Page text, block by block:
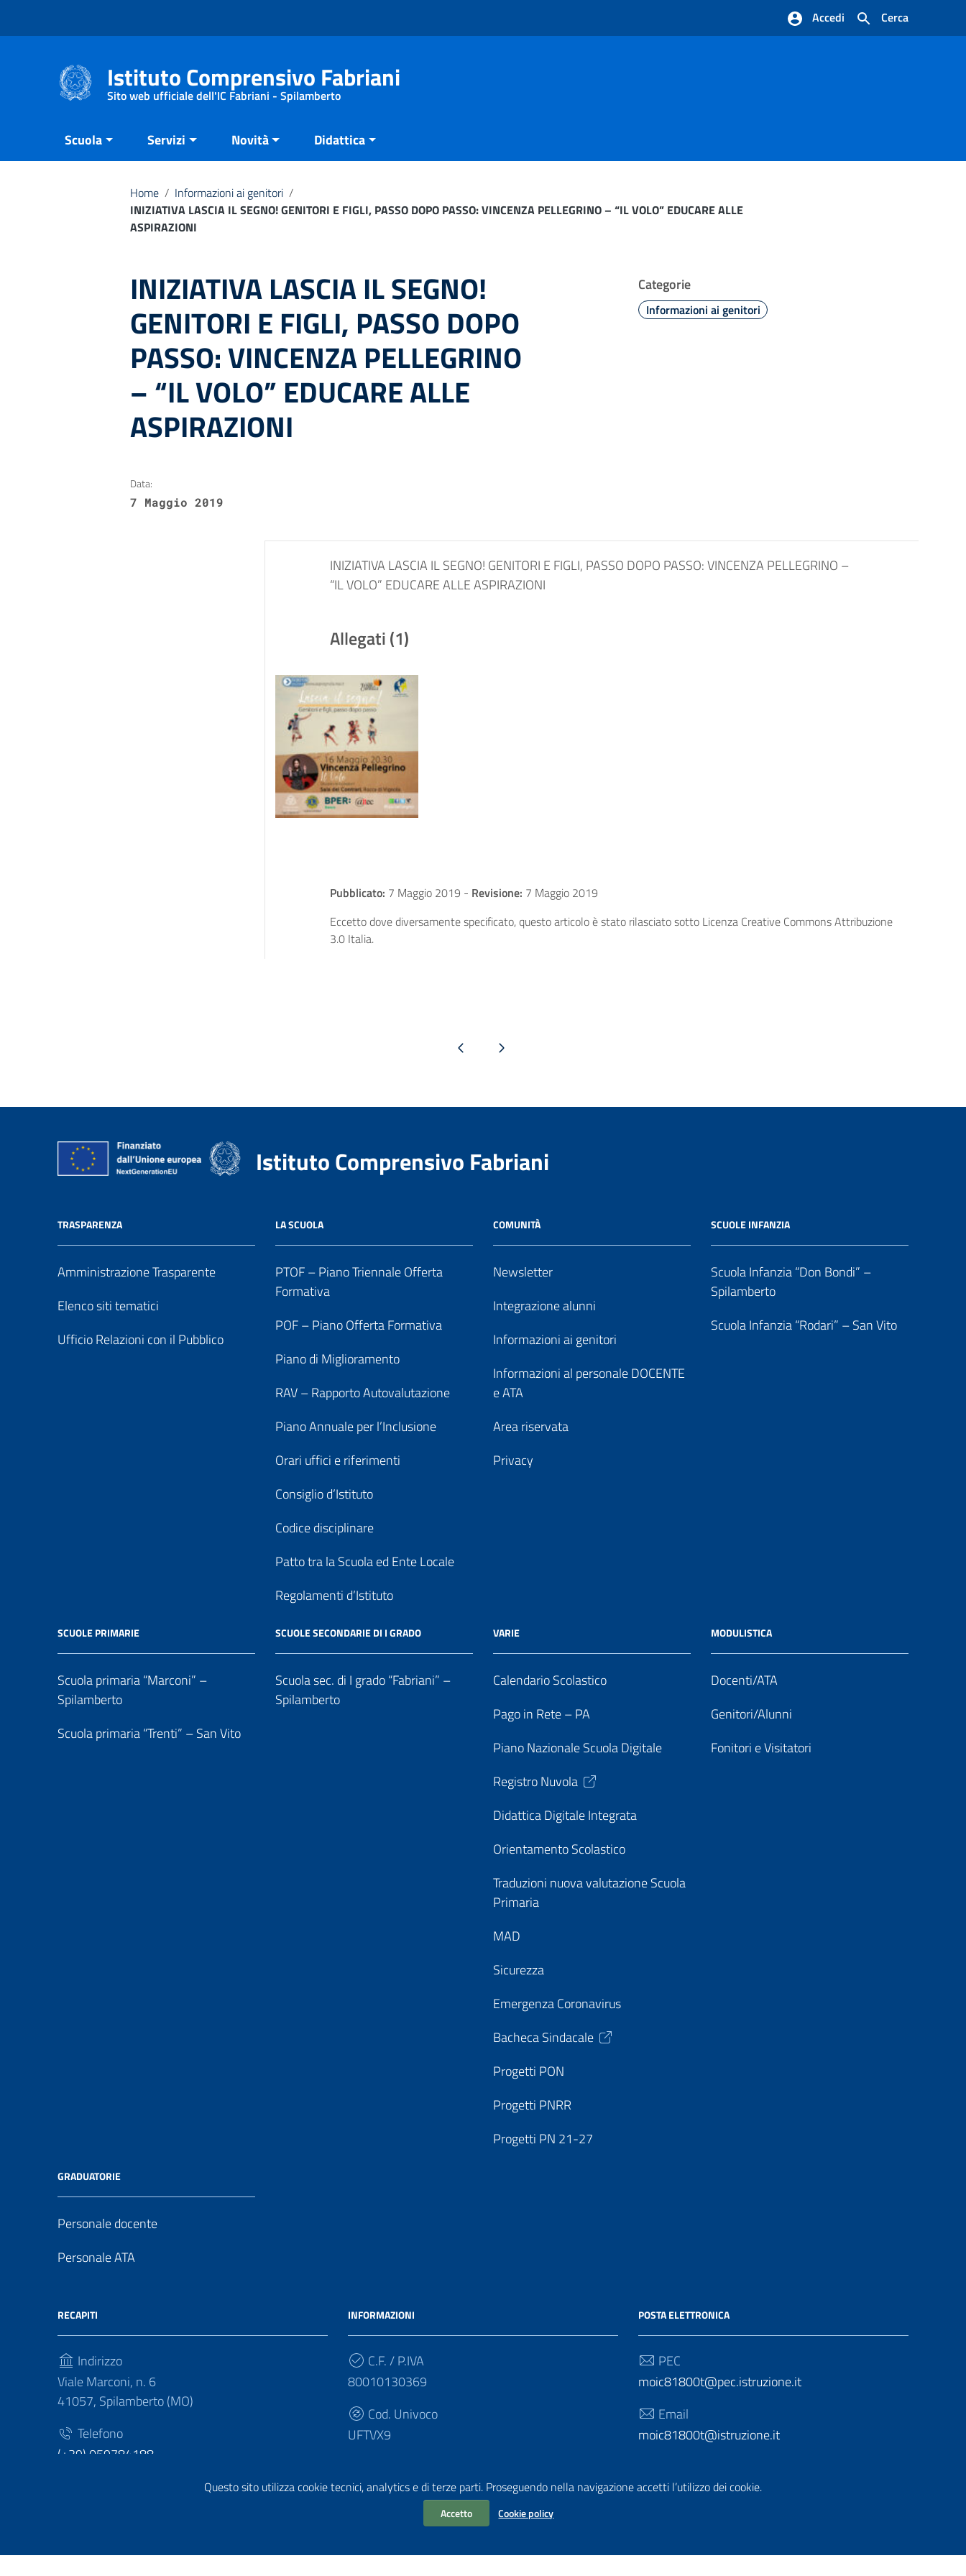
Questo sito utilizza cookie tecnici, analytics e di terze parti. Proseguendo nella navigazione accetti l’utilizzo dei cookie.
Accetto Cookie policy
Cerca
Accedi
Istituto Comprensivo Fabriani
Sito web ufficiale dell'IC Fabriani - Spilamberto
Scuola Servizi Novità Didattica
Home / Informazioni ai genitori /
INIZIATIVA LASCIA IL SEGNO! GENITORI E FIGLI, PASSO DOPO PASSO: VINCENZA PELLEGRINO – “IL VOLO” EDUCARE ALLE
ASPIRAZIONI
INIZIATIVA LASCIA IL SEGNO!
GENITORI E FIGLI, PASSO DOPO
PASSO: VINCENZA PELLEGRINO
– “IL VOLO” EDUCARE ALLE
ASPIRAZIONI
Categorie
Informazioni ai genitori
Data:
7 Maggio 2019
INIZIATIVA LASCIA IL SEGNO! GENITORI E FIGLI, PASSO DOPO PASSO: VINCENZA PELLEGRINO –
“IL VOLO” EDUCARE ALLE ASPIRAZIONI
Allegati (1)
Pubblicato: 7 Maggio 2019 - Revisione: 7 Maggio 2019
Eccetto dove diversamente specificato, questo articolo è stato rilasciato sotto Licenza Creative Commons Attribuzione
3.0 Italia.
Pagina precedentePagina successiva
Istituto Comprensivo Fabriani
TRASPARENZA
Amministrazione Trasparente
Elenco siti tematici
Ufficio Relazioni con il Pubblico
LA SCUOLA
PTOF – Piano Triennale Offerta
Formativa
POF – Piano Offerta Formativa
Piano di Miglioramento
RAV – Rapporto Autovalutazione
Piano Annuale per l’Inclusione
Orari uffici e riferimenti
Consiglio d’Istituto
Codice disciplinare
Patto tra la Scuola ed Ente Locale
Regolamenti d’Istituto
COMUNITÀ
Newsletter
Integrazione alunni
Informazioni ai genitori
Informazioni al personale DOCENTE
e ATA
Area riservata
Privacy
SCUOLE INFANZIA
Scuola Infanzia “Don Bondi” –
Spilamberto
Scuola Infanzia “Rodari” – San Vito
SCUOLE PRIMARIE
Scuola primaria “Marconi” –
Spilamberto
Scuola primaria “Trenti” – San Vito
SCUOLE SECONDARIE DI I GRADO
Scuola sec. di I grado “Fabriani” –
Spilamberto
VARIE
Calendario Scolastico
Pago in Rete – PA
Piano Nazionale Scuola Digitale
Registro Nuvola
Didattica Digitale Integrata
Orientamento Scolastico
Traduzioni nuova valutazione Scuola
Primaria
MAD
Sicurezza
Emergenza Coronavirus
Bacheca Sindacale
Progetti PON
Progetti PNRR
Progetti PN 21-27
MODULISTICA
Docenti/ATA
Genitori/Alunni
Fonitori e Visitatori
GRADUATORIE
Personale docente
Personale ATA
RECAPITI
Indirizzo
Viale Marconi, n. 6
41057, Spilamberto (MO)
Telefono
(+39) 059784188
INFORMAZIONI
C.F. / P.IVA
80010130369
Cod. Univoco
UFTVX9
POSTA ELETTRONICA
PEC
moic81800t@pec.istruzione.it
Email
moic81800t@istruzione.it